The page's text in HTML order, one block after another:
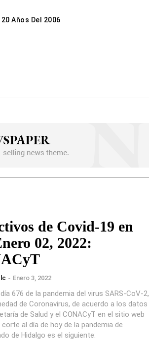
Años Del 2006
de Covid-19 en
02, 2022:
- Enero 3, 2022
676 de la pandemia del virus SARS-CoV-2,
de Coronavirus, de acuerdo a los datos
de Salud y el CONACyT en el sitio web
al día de hoy de la pandemia de
de Hidalgo es el siguiente: